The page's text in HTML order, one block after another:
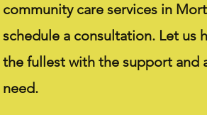
community care services in
schedule a consultation. Let us
the fullest with the support and
need.